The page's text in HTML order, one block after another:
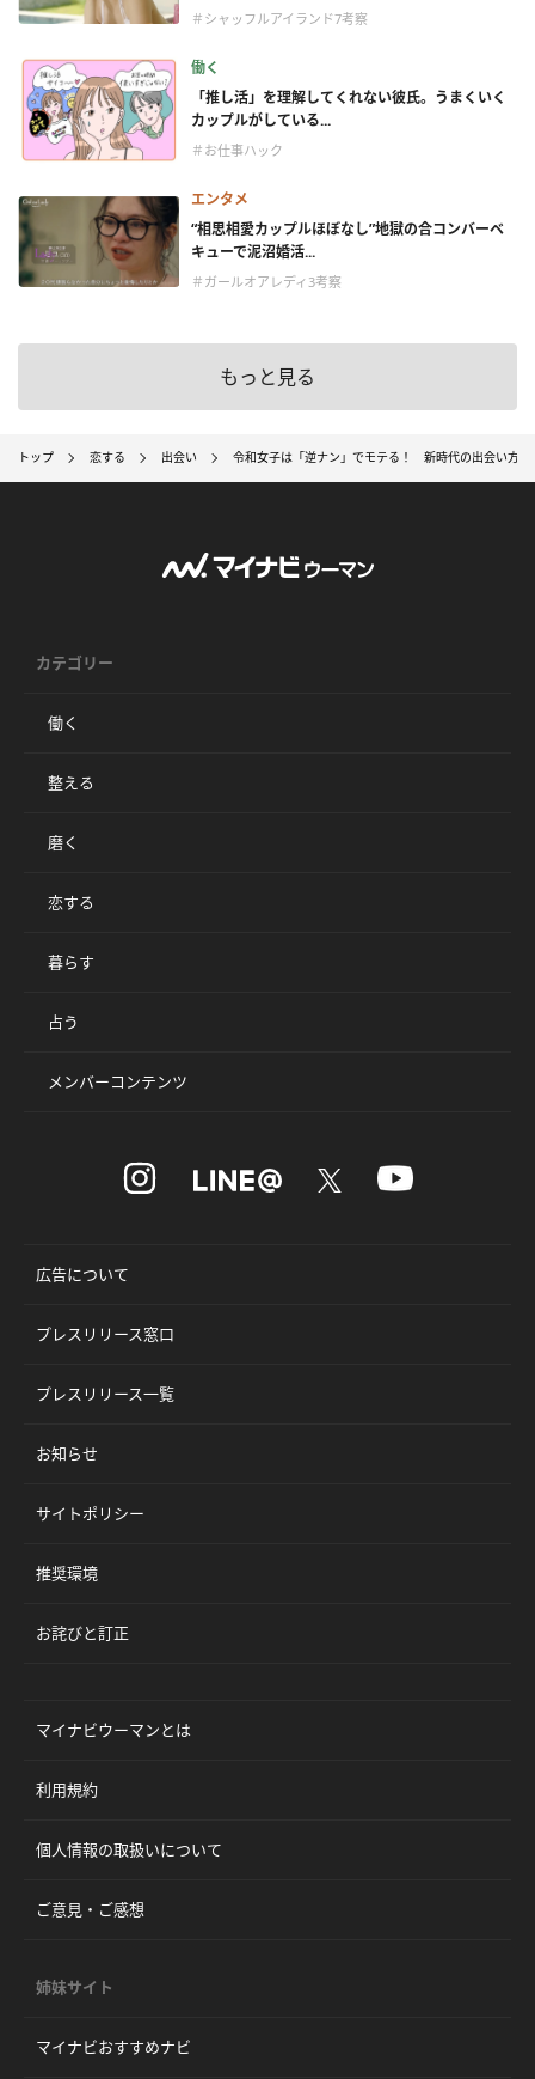
＃シャッフルアイランド7考察
働く
「推し活」を理解してくれない彼氏。うまくいく
カップルがしている...
＃お仕事ハック
エンタメ
“相思相愛カップルほぼなし”地獄の合コンバーベ
キューで泥沼婚活...
＃ガールオアレディ3考察
もっと見る
トップ 恋する 出会い 令和女子は「逆ナン」でモテる！ 新時代の出会い方
カテゴリー
働く
整える
磨く
恋する
暮らす
占う
メンバーコンテンツ
広告について
プレスリリース窓口
プレスリリース一覧
お知らせ
サイトポリシー
推奨環境
お詫びと訂正
マイナビウーマンとは
利用規約
個人情報の取扱いについて
ご意見・ご感想
姉妹サイト
マイナビおすすめナビ